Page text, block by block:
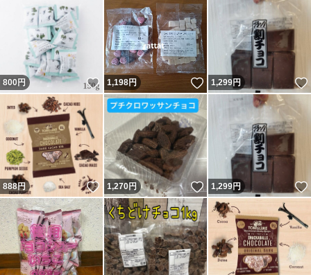
800 円 いいね！
1,198円 いいね！
1,299円
888円 いいね！
1,270円 いいね！
1,299円